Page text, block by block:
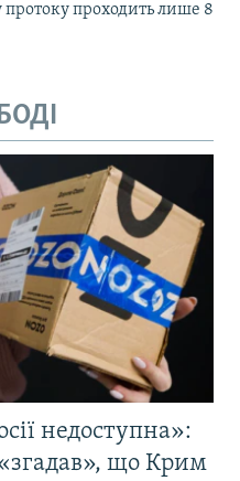
проходить лише 8
недоступна»:
що Крим